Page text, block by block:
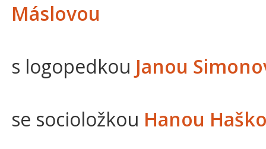
Máslovou
s logopedkou Janou
se socioložkou Hanou